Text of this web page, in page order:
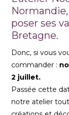
poser ses
Bretagne.
Donc, si vous
commander :
2 juillet.
Passée cette
notre atelier